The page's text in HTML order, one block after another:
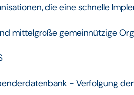
die eine schnelle
mittelgroße gemeinnützige
- Verfolgung